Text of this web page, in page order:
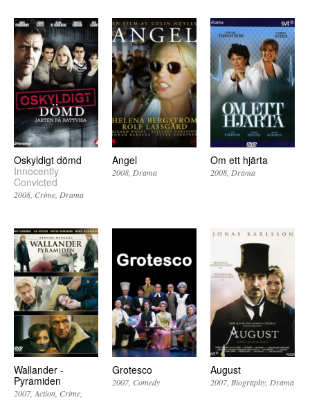
Oskyldigt dömd
Innocently
Convicted
2008 Crime Drama
Angel
2008 Drama
Om ett hjärta
2008 Drama
Wallander -
Pyramiden
2007 Action Crime
Grotesco
2007 Comedy
August
2007 Biography Drama